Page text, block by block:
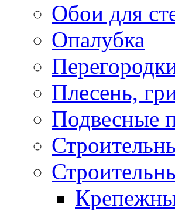
Обои для
Опалубка
Плесень,
Подвесные